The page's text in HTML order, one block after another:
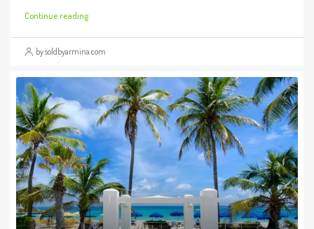
Continue reading
by soldbyarmina.com